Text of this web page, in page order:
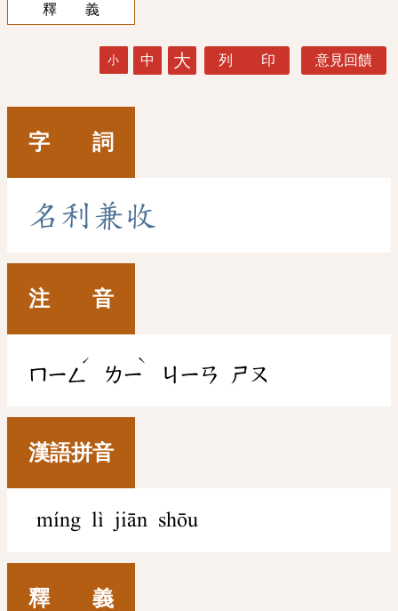
釋 義
小 中 大 列 印 意見回饋
字 詞
名 利 兼收
注 音
ㄇㄧㄥ
ˊ
ㄌㄧ
ˋ
ㄐㄧㄢ ㄕㄡ
漢語拼音
míng lì jiān shōu
釋 義